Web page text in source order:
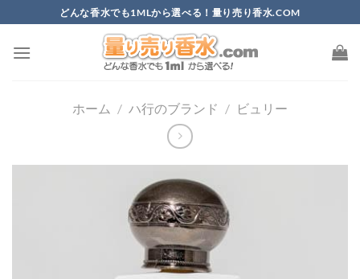
to
content
どんな香水でも1MLから選べる！量り売り香水.COM
ホーム / ハ行のブランド / ビュリー